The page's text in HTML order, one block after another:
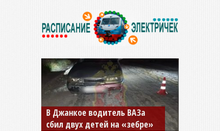
В Джанкое водитель ВАЗа
сбил двух детей на «зебре»